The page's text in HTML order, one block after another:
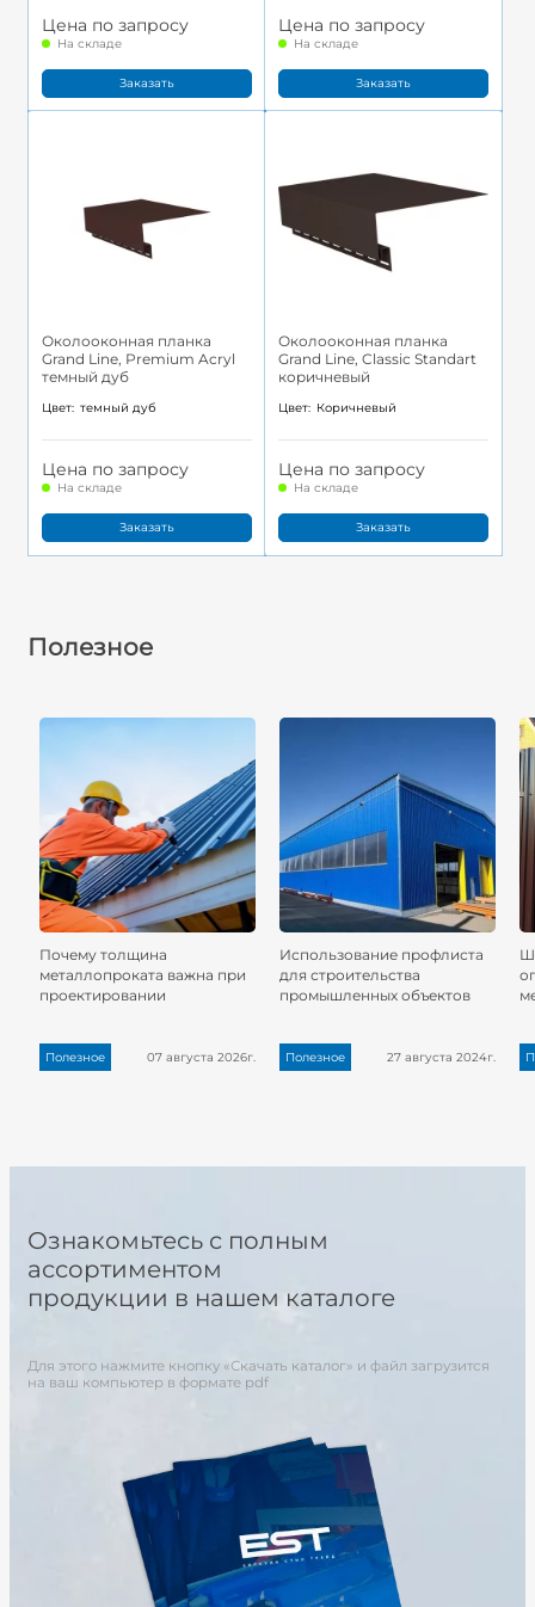
Цена по запросу
На складе
Заказать
Цена по запросу
На складе
Заказать
Околооконная планка
Grand Line, Premium Acryl
темный дуб
Цвет: темный дуб
Цена по запросу
На складе
Заказать
Околооконная планка
Grand Line, Classic Standart
коричневый
Цвет: Коричневый
Цена по запросу
На складе
Заказать
Полезное
Почему толщина
металлопроката важна при
проектировании
Полезное 07 августа 2026г.
Использование профлиста
для строительства
промышленных объектов
Полезное 27 августа 2024г.
Ознакомьтесь с полным
ассортиментом
продукции в нашем каталоге
Для этого нажмите кнопку «Скачать каталог» и файл загрузится
на ваш компьютер в формате pdf